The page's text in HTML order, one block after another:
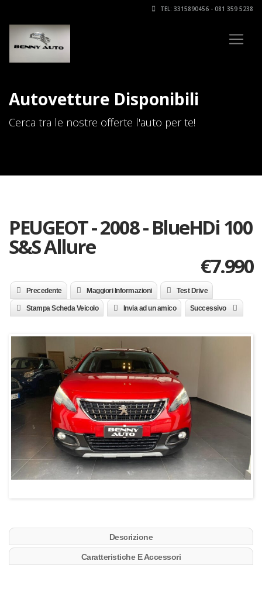
TEL: 3315890456 - 081 359 5238
Autovetture Disponibili
Cerca tra le nostre offerte l'auto per te!
PEUGEOT - 2008 - BlueHDi 100
S&S Allure
€7.990
Precedente Maggiori Informazioni Test Drive
Stampa Scheda Veicolo Invia ad un amico Successivo
Descrizione
Caratteristiche E Accessori